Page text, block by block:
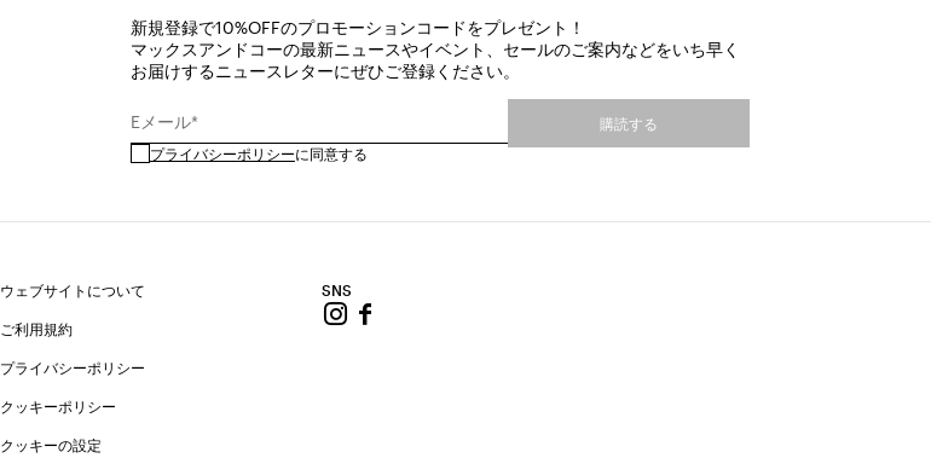
新規登録で10%OFFのプロモーションコードをプレゼント！
マックスアンドコーの最新ニュースやイベント、セールのご案内などをいち早く
お届けするニュースレターにぜひご登録ください。
Eメール*
プライバシーポリシーに同意する
購読する
ウェブサイトについて
ご利用規約
プライバシーポリシー
クッキーポリシー
クッキーの設定
SNS